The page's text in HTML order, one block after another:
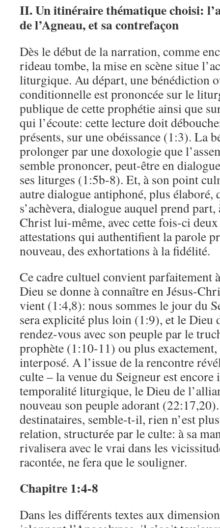
II. Un itinéraire thématique choisi:
de l’Agneau, et sa contrefaçon
Dès le début de la narration, comme
rideau tombe, la mise en scène situe
liturgique. Au départ, une bénédiction
conditionnelle est prononcée sur le
publique de cette prophétie ainsi que
qui l’écoute: cette lecture doit
présents, sur une obéissance (1:3). La
prolonger par une doxologie que
semble prononcer, peut-être en
ses liturges (1:5b-8). Et, à son point
autre dialogue antiphoné, plus élaboré,
s’achèvera, dialogue auquel prend
Christ lui-même, avec cette fois-ci
attestations qui authentifient la parole
nouveau, des exhortations à la fidélité.
Ce cadre cultuel convient parfaitement
Dieu se donne à connaître en Jésus-
vient (1:4,8): nous sommes le jour du
sera explicité plus loin (1:9), et le Dieu
rendez-vous avec son peuple par le
prophète (1:10-11) ou plus
interposé. A l’issue de la rencontre
culte – la venue du Seigneur est encore
temporalité liturgique, le Dieu de
nouveau son peuple adorant
destinataires, semble-t-il, rien n’est
relation, structurée par le culte: à sa
rivalisera avec le vrai dans les
racontée, ne fera que le souligner.
Chapitre 1:4-8
Dans les différents textes aux